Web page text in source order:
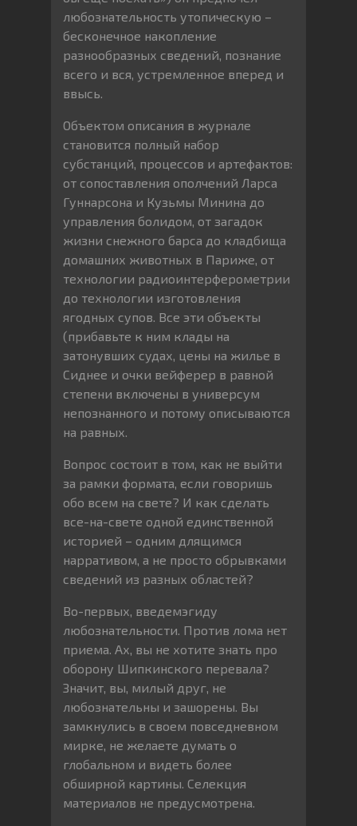
любознательность утопическую –
бесконечное накопление
разнообразных сведений, познание
всего и вся, устремленное вперед и
ввысь.
Объектом описания в журнале
становится полный набор
субстанций, процессов и артефактов:
от сопоставления ополчений Ларса
Гуннарсона и Кузьмы Минина до
управления болидом, от загадок
жизни снежного барса до кладбища
домашних животных в Париже, от
технологии радиоинтерферометрии
до технологии изготовления
ягодных супов. Все эти объекты
(прибавьте к ним клады на
затонувших судах, цены на жилье в
Сиднее и очки вейферер в равной
степени включены в универсум
непознанного и потому описываются
на равных.
Вопрос состоит в том, как не выйти
за рамки формата, если говоришь
обо всем на свете? И как сделать
все-на-свете одной единственной
историей – одним длящимся
нарративом, а не просто обрывками
сведений из разных областей?
Во-первых, введемэгиду
любознательности. Против лома нет
приема. Ах, вы не хотите знать про
оборону Шипкинского перевала?
Значит, вы, милый друг, не
любознательны и зашорены. Вы
замкнулись в своем повседневном
мирке, не желаете думать о
глобальном и видеть более
обширной картины. Селекция
материалов не предусмотрена.